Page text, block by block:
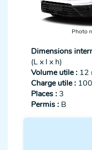
Photo
Dimensions
(L x l x h)
Volume utile : 12
Charge utile :
Places : 3
Permis : B